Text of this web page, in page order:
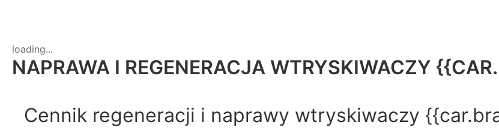
loading...
NAPRAWA I REGENERACJA WTRYSKIWACZY
Cennik regeneracji i naprawy wtryskiwaczy